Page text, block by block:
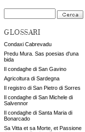
GLOSSARI
Condaxi Cabrevadu
Predu Mura. Sas poesias d'una
bida
Il condaghe di San Gavino
Agricoltura di Sardegna
Il registro di San Pietro di Sorres
Il condaghe di San Michele di
Salvennor
Il condaghe di Santa Maria di
Bonarcado
Sa Vitta et sa Morte, et Passione